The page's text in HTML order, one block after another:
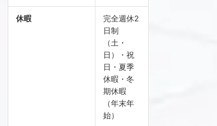
休暇
完全週休2
日制
（土・
日）・祝
日・夏季
休暇・冬
期休暇
（年末年
始）